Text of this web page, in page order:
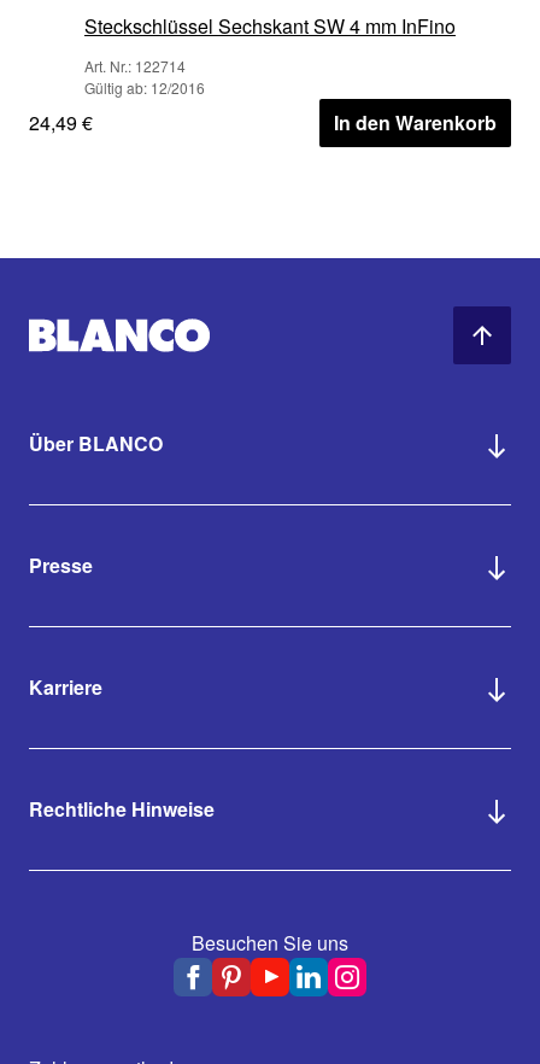
Steckschlüssel Sechskant SW 4 mm InFino
Art. Nr.: 122714
Gültig ab: 12/2016
24,49 € In den Warenkorb
Über BLANCO
Presse
Karriere
Rechtliche Hinweise
Besuchen Sie uns